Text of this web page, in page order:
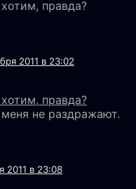
правда?
2011 в 23:02
правда?
не раздражают.
2011 в 23:08